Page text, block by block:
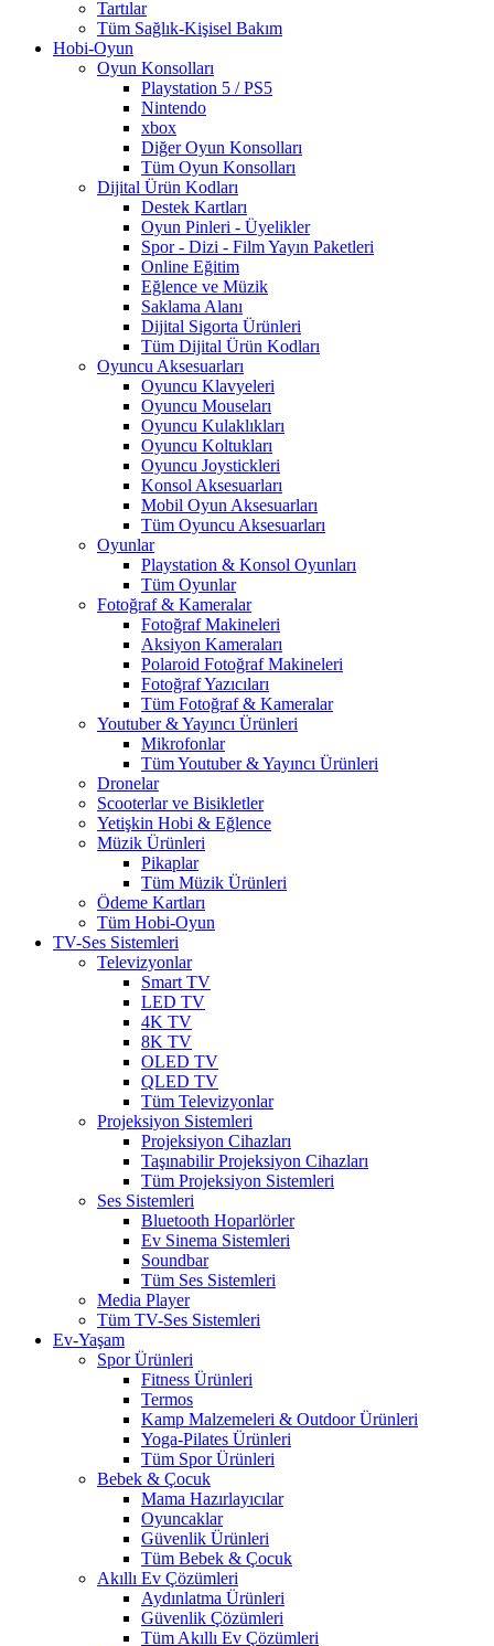
Tartılar
Tüm Sağlık-Kişisel Bakım
Hobi-Oyun
Oyun Konsolları
Playstation 5 / PS5
Nintendo
xbox
Diğer Oyun Konsolları
Tüm Oyun Konsolları
Dijital Ürün Kodları
Destek Kartları
Oyun Pinleri - Üyelikler
Spor - Dizi - Film Yayın Paketleri
Online Eğitim
Eğlence ve Müzik
Saklama Alanı
Dijital Sigorta Ürünleri
Tüm Dijital Ürün Kodları
Oyuncu Aksesuarları
Oyuncu Klavyeleri
Oyuncu Mouseları
Oyuncu Kulaklıkları
Oyuncu Koltukları
Oyuncu Joystickleri
Konsol Aksesuarları
Mobil Oyun Aksesuarları
Tüm Oyuncu Aksesuarları
Oyunlar
Playstation & Konsol Oyunları
Tüm Oyunlar
Fotoğraf & Kameralar
Fotoğraf Makineleri
Aksiyon Kameraları
Polaroid Fotoğraf Makineleri
Fotoğraf Yazıcıları
Tüm Fotoğraf & Kameralar
Youtuber & Yayıncı Ürünleri
Mikrofonlar
Tüm Youtuber & Yayıncı Ürünleri
Dronelar
Scooterlar ve Bisikletler
Yetişkin Hobi & Eğlence
Müzik Ürünleri
Pikaplar
Tüm Müzik Ürünleri
Ödeme Kartları
Tüm Hobi-Oyun
TV-Ses Sistemleri
Televizyonlar
Smart TV
LED TV
4K TV
8K TV
OLED TV
QLED TV
Tüm Televizyonlar
Projeksiyon Sistemleri
Projeksiyon Cihazları
Taşınabilir Projeksiyon Cihazları
Tüm Projeksiyon Sistemleri
Ses Sistemleri
Bluetooth Hoparlörler
Ev Sinema Sistemleri
Soundbar
Tüm Ses Sistemleri
Media Player
Tüm TV-Ses Sistemleri
Ev-Yaşam
Spor Ürünleri
Fitness Ürünleri
Termos
Kamp Malzemeleri & Outdoor Ürünleri
Yoga-Pilates Ürünleri
Tüm Spor Ürünleri
Bebek & Çocuk
Mama Hazırlayıcılar
Oyuncaklar
Güvenlik Ürünleri
Tüm Bebek & Çocuk
Akıllı Ev Çözümleri
Aydınlatma Ürünleri
Güvenlik Çözümleri
Tüm Akıllı Ev Çözümleri